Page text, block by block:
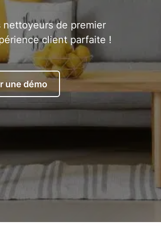
de premier
client parfaite !
une démo